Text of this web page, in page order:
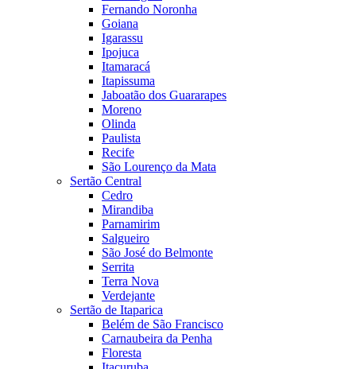
Fernando Noronha
Goiana
Igarassu
Ipojuca
Itamaracá
Itapissuma
Jaboatão dos Guararapes
Moreno
Olinda
Paulista
Recife
São Lourenço da Mata
Sertão Central
Cedro
Mirandiba
Parnamirim
Salgueiro
São José do Belmonte
Serrita
Terra Nova
Verdejante
Sertão de Itaparica
Belém de São Francisco
Carnaubeira da Penha
Floresta